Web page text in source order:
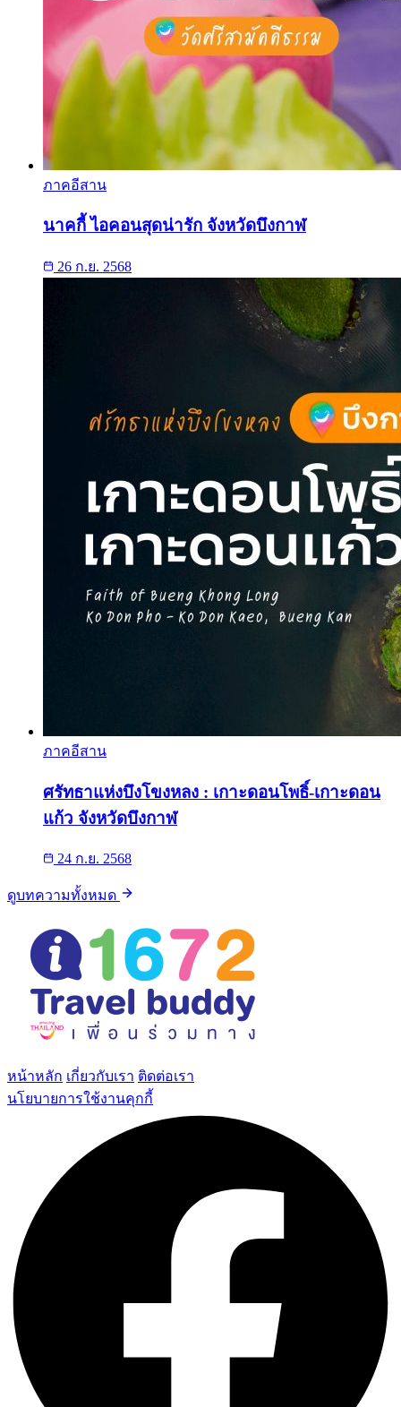
ภาคอีสาน
นาคกี้ ไอคอนสุดน่ารัก จังหวัดบึงกาฬ
26 ก.ย. 2568
ภาคอีสาน
ศรัทธาแห่งบึงโขงหลง : เกาะดอนโพธิ์-เกาะดอน
แก้ว จังหวัดบึงกาฬ
24 ก.ย. 2568
ดูบทความทั้งหมด
หน้าหลัก เกี่ยวกับเรา ติดต่อเรา
นโยบายการใช้งานคุกกี้